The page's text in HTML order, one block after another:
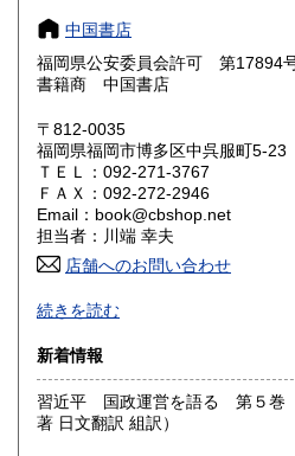
岐阜県
愛知県
滋賀県
大阪府 1,430円
奈良県
山口県
香川県
中国書店
福岡県公安委員会許可 第17894
書籍商 中国書店
〒812-0035
福岡県福岡市博多区中呉服町5-23
ＴＥＬ：092-271-3767
ＦＡＸ：092-272-2946
Email：book@cbshop.net
担当者：川端 幸夫
店舗へのお問い合わせ
1969年創業の中国アジア関係の
です。
古書に関しましてはネット販売が
に保管しております。
店舗に来られても現物ない事もご
ネットやFAXでのご注文をお願い
続きを読む
新着情報
習近平 国政運営を語る 第５巻（日文
著 日文翻訳 組訳）